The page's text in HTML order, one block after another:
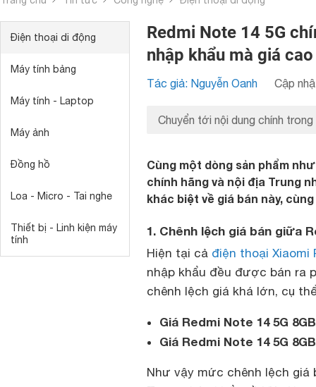
Điện thoại di động
Máy tính bảng
Máy tính - Laptop
Máy ảnh
Đồng hồ
Loa - Micro - Tai nghe
Thiết bị - Linh kiện máy
tính
Redmi Note 14 5G
nhập khẩu mà giá
Tác giả: Nguyễn Oanh Cập
Chuyển tới nội dung chính trong
Cùng một dòng sản phẩm
chính hãng và nội địa Trung
khác biệt về giá bán này,
1. Chênh lệch giá bán giữa
Hiện tại cả điện thoại Xiaomi
nhập khẩu đều được bán ra
chênh lệch giá khá lớn, cụ
Giá Redmi Note 14 5G
Giá Redmi Note 14 5G
Như vậy mức chênh lệch giá